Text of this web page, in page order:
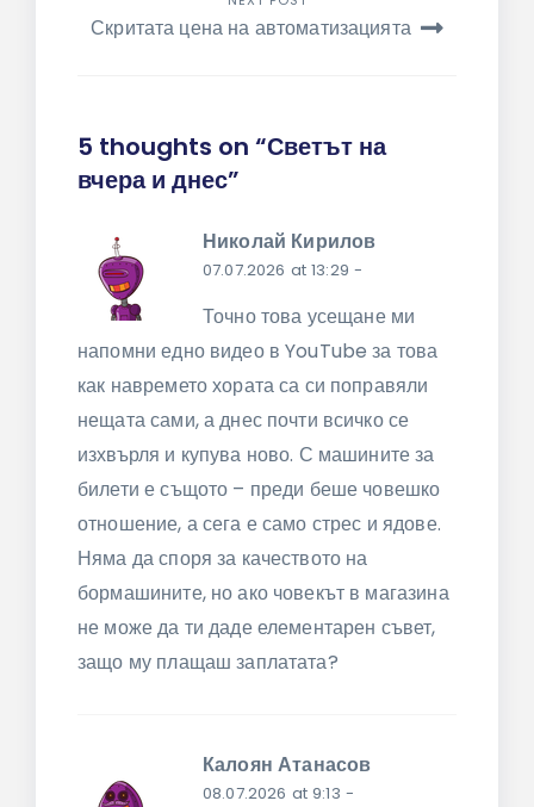
Скритата цена на автоматизацията
5 thoughts on “Светът на
вчера и днес”
Николай Кирилов
07.07.2026 at 13:29-
Точно това усещане ми
напомни едно видео в YouTube за това
как навремето хората са си поправяли
нещата сами, а днес почти всичко се
изхвърля и купува ново. С машините за
билети е същото – преди беше човешко
отношение, а сега е само стрес и ядове.
Няма да споря за качеството на
бормашините, но ако човекът в магазина
не може да ти даде елементарен съвет,
защо му плащаш заплатата?
Калоян Атанасов
08.07.2026 at 9:13 -